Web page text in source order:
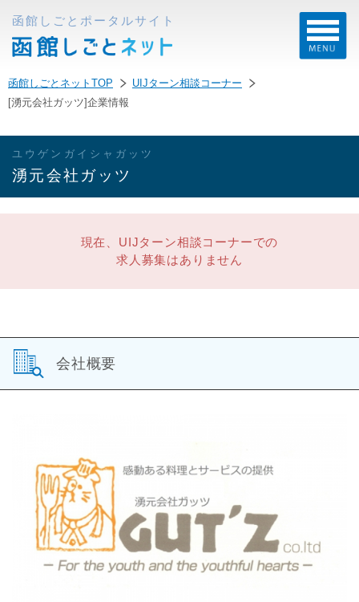
函館しごとポータルサイト
函館しごとネットTOP
UIJターン相談コーナー
[湧元会社ガッツ]企業情報
ユウゲンガイシャガッツ
湧元会社ガッツ
現在、UIJターン相談コーナーでの
求人募集はありません
会社概要